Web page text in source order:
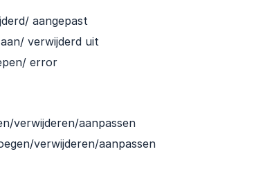
aangepast
verwijderd uit
error
verwijderen/aanpassen
verwijderen/aanpassen